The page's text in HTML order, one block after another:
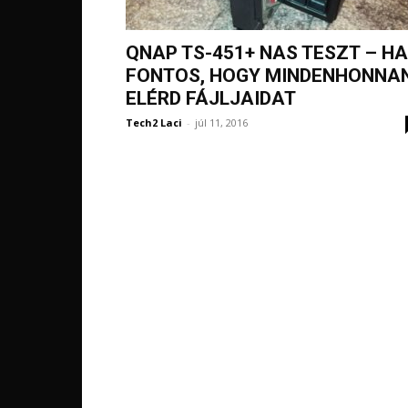
QNAP TS-451+ NAS TESZT – HA
FONTOS, HOGY
ELÉRD FÁJLJAIDAT
Tech2 Laci - júl 11, 2016